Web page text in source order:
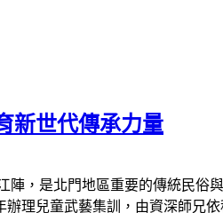
新世代傳承力量
陣，是北門地區重要的傳統民
理兒童武藝集訓，由資深師兄